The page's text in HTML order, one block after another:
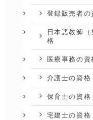
登録販売者の
日本語教師
格
医療事務の資
介護士の資格
保育士の資格
宅建士の資格